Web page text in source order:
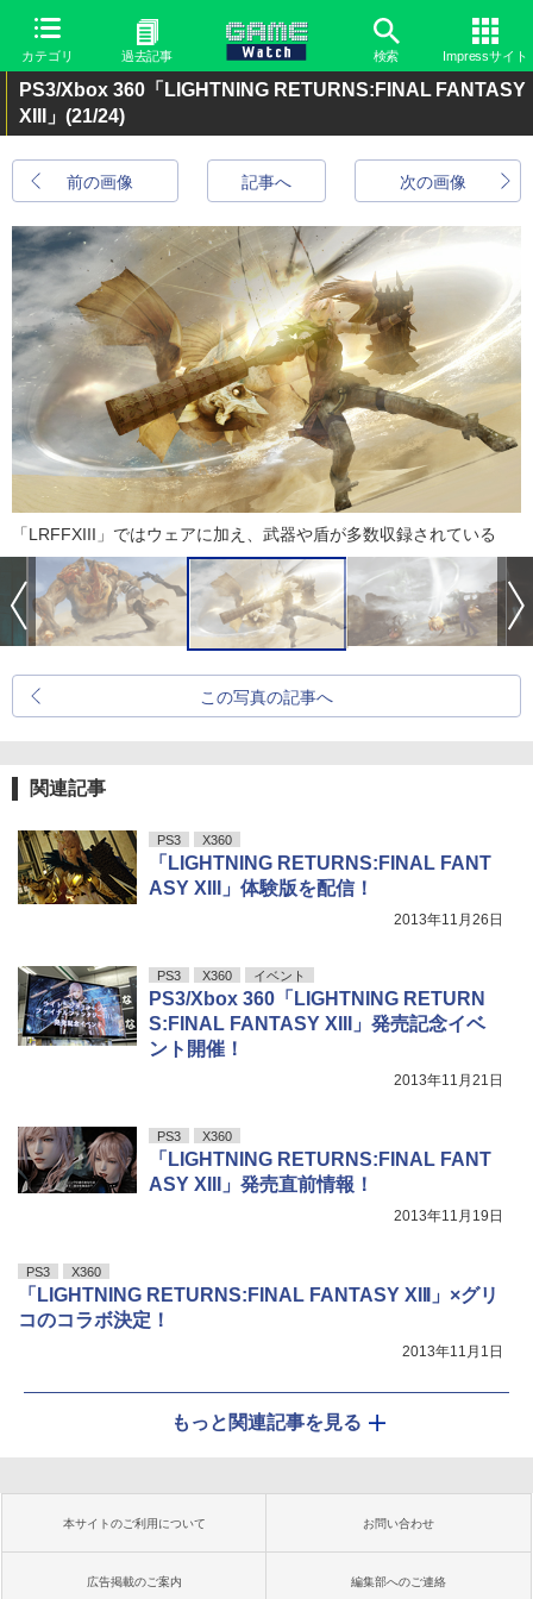
カテゴリ 過去記事 検索 Impressサイト
PS3/Xbox 360「LIGHTNING RETURNS:FINAL FANTASY
XIII」 (21/24)
前の画像 次の画像
記事へ
「LRFFXIII」ではウェアに加え、武器や盾が多数収録されている
この写真の記事へ
関連記事
PS3 X360
「LIGHTNING RETURNS:FINAL FANT
ASY XIII」体験版を配信！
2013年11月26日
PS3 X360 イベント
PS3/Xbox 360「LIGHTNING RETURN
S:FINAL FANTASY XIII」発売記念イベ
ント開催！
2013年11月21日
PS3 X360
「LIGHTNING RETURNS:FINAL FANT
ASY XIII」発売直前情報！
2013年11月19日
PS3 X360
「LIGHTNING RETURNS:FINAL FANTASY XIII」×グリ
コのコラボ決定！
2013年11月1日
もっと関連記事を見る
本サイトのご利用について お問い合わせ
広告掲載のご案内 編集部へのご連絡